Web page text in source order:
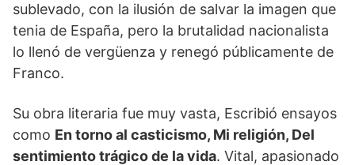
sublevado, con la ilusión de salvar la imagen que
tenia de España, pero la brutalidad nacionalista
lo llenó de vergüenza y renegó públicamente de
Franco.
Su obra literaria fue muy vasta, Escribió ensayos
como En torno al casticismo, Mi religión, Del
sentimiento trágico de la vida. Vital, apasionado